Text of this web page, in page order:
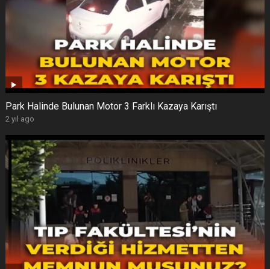
Park Halinde Bulunan Motor 3 Farklı Kazaya Karıştı
2 yıl ago